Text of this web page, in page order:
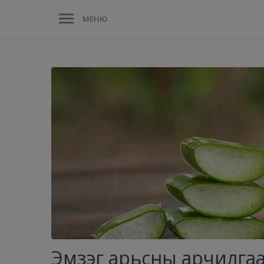
МЕНЮ
Эмзэг арьсны